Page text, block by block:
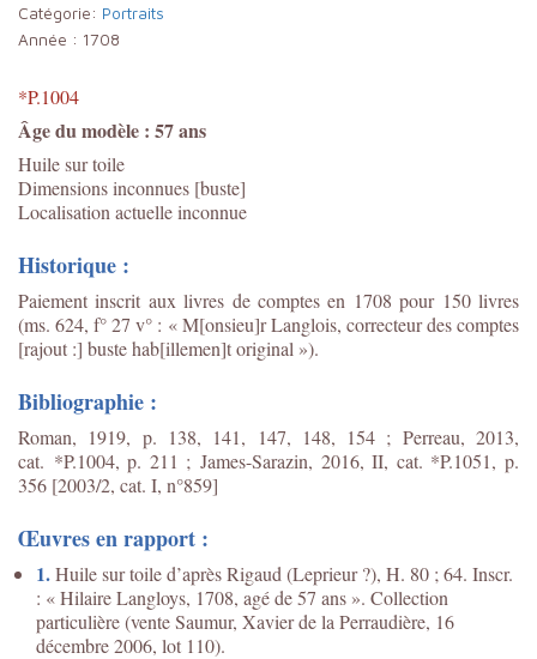
Catégorie: Portraits
Année : 1708
*P.1004
Âge du modèle : 57 ans
Huile sur toile
Dimensions inconnues [buste]
Localisation actuelle inconnue
Historique :
Paiement inscrit aux livres de comptes en 1708 pour 150 livres
(ms. 624, f° 27 v° : « M[onsieu]r Langlois, correcteur des comptes
[rajout :] buste hab[illemen]t original »).
Bibliographie :
Roman, 1919, p. 138, 141, 147, 148, 154 ; Perreau, 2013,
cat. *P.1004, p. 211 ; James-Sarazin, 2016, II, cat. *P.1051, p.
356 [2003/2, cat. I, n°859]
Œuvres en rapport :
1.Huile sur toile d’après Rigaud (Leprieur ?), H. 80 ; 64. Inscr.
: « Hilaire Langloys, 1708, agé de 57 ans ». Collection
particulière (vente Saumur, Xavier de la Perraudière, 16
décembre 2006, lot 110).